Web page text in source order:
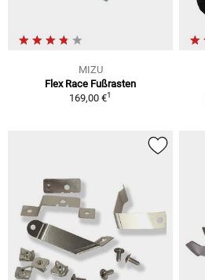
MIZU
Flex Race Fußrasten
169,00 €1